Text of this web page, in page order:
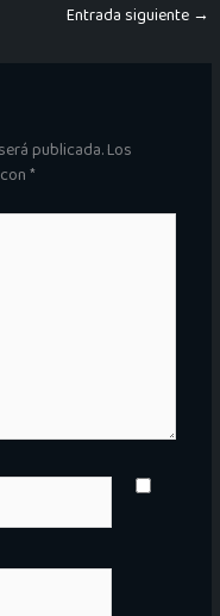
Entrada siguiente →
publicada.Los
*